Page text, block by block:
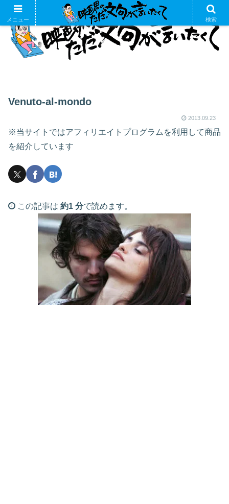
Venuto-al-mondo
2013.09.23
※当サイトではアフィリエイトプログラムを利用して商品
を紹介しています
この記事は 約1 分で読めます。
メニュー 検索